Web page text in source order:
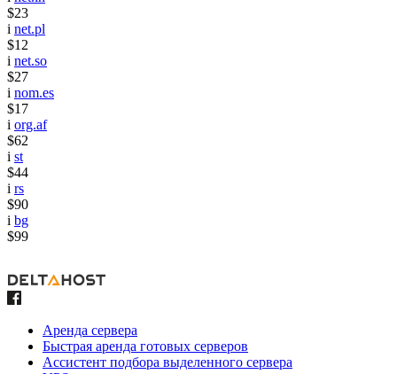
$23
i net.pl
$12
i net.so
$27
i nom.es
$17
i org.af
$62
i st
$44
i rs
$90
i bg
$99
Аренда сервера
Быстрая аренда готовых серверов
Ассистент подбора выделенного сервера